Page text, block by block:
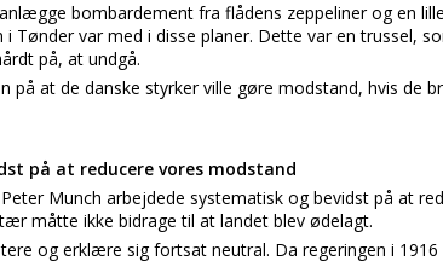
bombardement fra flådens zeppeliner og en
Tønder var med i disse planer. Dette var en trussel,
på, at undgå.
på at de danske styrker ville gøre modstand, hvis de
på at reducere vores modstand
Munch arbejdede systematisk og bevidst på at
måtte ikke bidrage til at landet blev ødelagt.
og erklære sig fortsat neutral. Da regeringen i